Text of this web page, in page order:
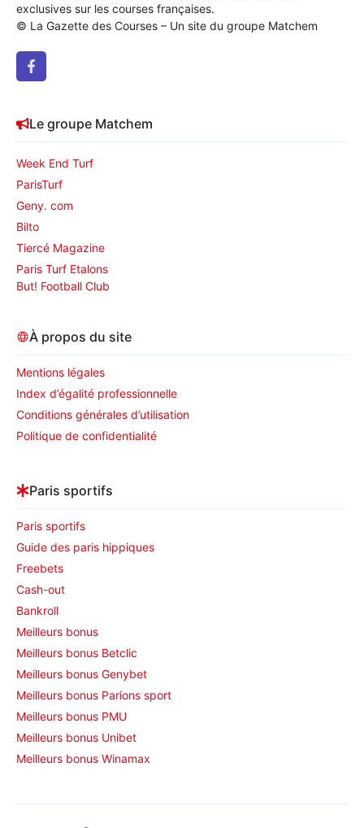
exclusives sur les courses françaises.
© La Gazette des Courses – Un site du groupe Matchem
Le groupe Matchem
Week End Turf
ParisTurf
Geny. com
Bilto
Tiercé Magazine
Paris Turf Etalons
But! Football Club
À propos du site
Mentions légales
Index d’égalité professionnelle
Conditions générales d’utilisation
Politique de confidentialité
Paris sportifs
Paris sportifs
Guide des paris hippiques
Freebets
Cash-out
Bankroll
Meilleurs bonus
Meilleurs bonus Betclic
Meilleurs bonus Genybet
Meilleurs bonus Parions sport
Meilleurs bonus PMU
Meilleurs bonus Unibet
Meilleurs bonus Winamax